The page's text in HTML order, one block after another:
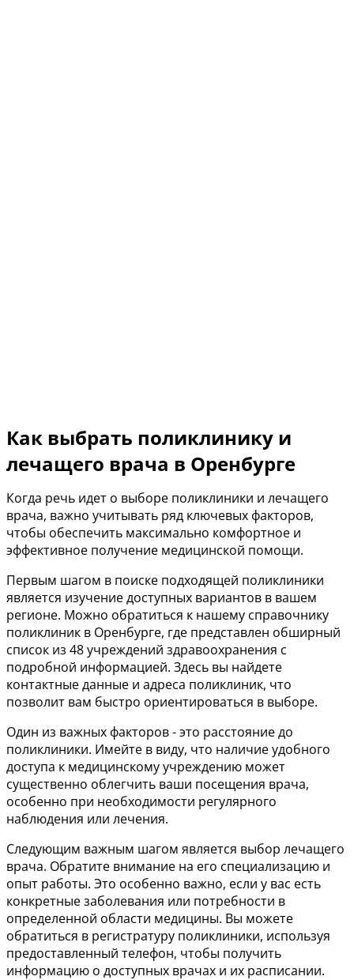
Как выбрать поликлинику и
лечащего врача в Оренбурге
Когда речь идет о выборе поликлиники и лечащего
врача, важно учитывать ряд ключевых факторов,
чтобы обеспечить максимально комфортное и
эффективное получение медицинской помощи.
Первым шагом в поиске подходящей поликлиники
является изучение доступных вариантов в вашем
регионе. Можно обратиться к нашему справочнику
поликлиник в Оренбурге, где представлен обширный
список из 48 учреждений здравоохранения с
подробной информацией. Здесь вы найдете
контактные данные и адреса поликлиник, что
позволит вам быстро ориентироваться в выборе.
Один из важных факторов - это расстояние до
поликлиники. Имейте в виду, что наличие удобного
доступа к медицинскому учреждению может
существенно облегчить ваши посещения врача,
особенно при необходимости регулярного
наблюдения или лечения.
Следующим важным шагом является выбор лечащего
врача. Обратите внимание на его специализацию и
опыт работы. Это особенно важно, если у вас есть
конкретные заболевания или потребности в
определенной области медицины. Вы можете
обратиться в регистратуру поликлиники, используя
предоставленный телефон, чтобы получить
информацию о доступных врачах и их расписании.